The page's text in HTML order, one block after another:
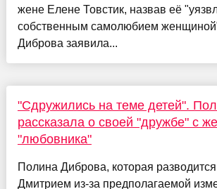
жене Елене Товстик, назвав её
собственным самолюбием
Диброва заявила...
"Сдружились на теме детей".
рассказала о своей "дружбе" с
"любовника"
Полина Диброва, которая
Дмитрием из-за предполагаемой